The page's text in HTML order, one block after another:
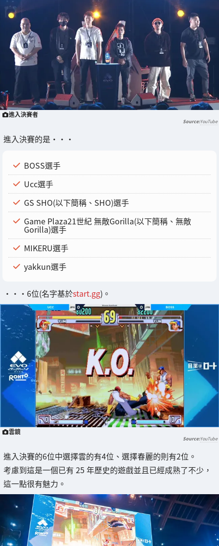
進入決賽者
YouTube
進入決賽的是・・・
BOSS選手
Ucc選手
GS SHO(以下簡稱、SHO)選手
Game Plaza21世紀 無敵Gorilla(以下簡稱、無敵
Gorilla)選手
MIKERU選手
yakkun選手
・・・6位(名字基於start.gg)。
雲鏡
YouTube
進入決賽的6位中選擇雲的有4位、選擇春麗的則有2位。
考慮到這是一個已有 25 年歷史的遊戲並且已經成熟了不少，
這一點很有魅力。